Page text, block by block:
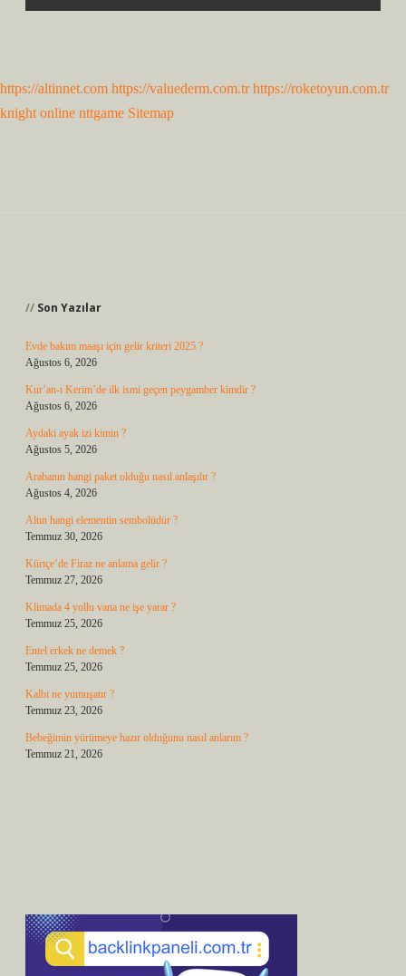
https://altinnet.com https://valuederm.com.tr https://roketoyun.com.tr
knight online nttgame Sitemap
Son Yazılar
Evde bakım maaşı için gelir kriteri 2025 ?
Ağustos 6, 2026
Kur’an-ı Kerim’de ilk ismi geçen peygamber kimdir ?
Ağustos 6, 2026
Aydaki ayak izi kimin ?
Ağustos 5, 2026
Arabanın hangi paket olduğu nasıl anlaşılır ?
Ağustos 4, 2026
Altın hangi elementin sembolüdür ?
Temmuz 30, 2026
Kürtçe’de Firaz ne anlama gelir ?
Temmuz 27, 2026
Klimada 4 yollu vana ne işe yarar ?
Temmuz 25, 2026
Entel erkek ne demek ?
Temmuz 25, 2026
Kalbi ne yumuşatır ?
Temmuz 23, 2026
Bebeğimin yürümeye hazır olduğunu nasıl anlarım ?
Temmuz 21, 2026